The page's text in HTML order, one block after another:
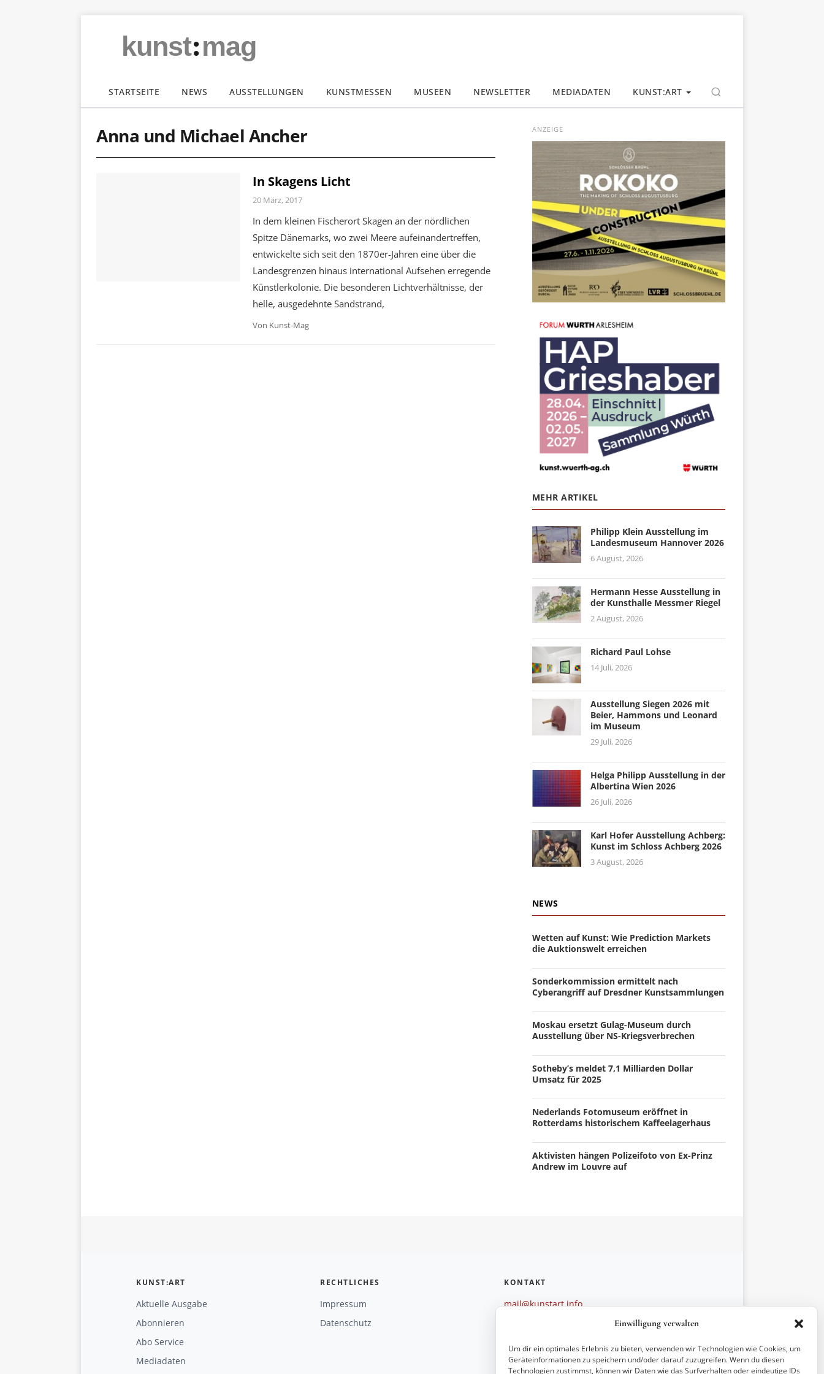
Einwilligung verwalten
Um dir ein optimales Erlebnis zu bieten, verwenden wir Technologien wie Cookies, um
Geräteinformationen zu speichern und/oder darauf zuzugreifen. Wenn du diesen
Technologien zustimmst, können wir Daten wie das Surfverhalten oder eindeutige IDs
kunst:mag
STARTSEITE NEWS AUSSTELLUNGEN KUNSTMESSEN MUSEEN NEWSLETTER MEDIADATEN KUNST:ART
Anna und Michael Ancher
In Skagens Licht
20 März, 2017
In dem kleinen Fischerort Skagen an der nördlichen
Spitze Dänemarks, wo zwei Meere aufeinandertreffen,
entwickelte sich seit den 1870er-Jahren eine über die
Landesgrenzen hinaus international Aufsehen erregende
Künstlerkolonie. Die besonderen Lichtverhältnisse, der
helle, ausgedehnte Sandstrand,
Von Kunst-Mag
ANZEIGE
MEHR ARTIKEL
Philipp Klein Ausstellung im
Landesmuseum Hannover 2026
6 August, 2026
Hermann Hesse Ausstellung in
der Kunsthalle Messmer Riegel
2 August, 2026
Richard Paul Lohse
14 Juli, 2026
Ausstellung Siegen 2026 mit
Beier, Hammons und Leonard
im Museum
29 Juli, 2026
Helga Philipp Ausstellung in der
Albertina Wien 2026
26 Juli, 2026
Karl Hofer Ausstellung Achberg:
Kunst im Schloss Achberg 2026
3 August, 2026
NEWS
Wetten auf Kunst: Wie Prediction Markets
die Auktionswelt erreichen
Sonderkommission ermittelt nach
Cyberangriff auf Dresdner Kunstsammlungen
Moskau ersetzt Gulag-Museum durch
Ausstellung über NS-Kriegsverbrechen
Sotheby’s meldet 7,1 Milliarden Dollar
Umsatz für 2025
Nederlands Fotomuseum eröffnet in
Rotterdams historischem Kaffeelagerhaus
Aktivisten hängen Polizeifoto von Ex-Prinz
Andrew im Louvre auf
KUNST:ART
Aktuelle Ausgabe
Abonnieren
Abo Service
Mediadaten
RECHTLICHES
Impressum
Datenschutz
KONTAKT
mail@kunstart.info